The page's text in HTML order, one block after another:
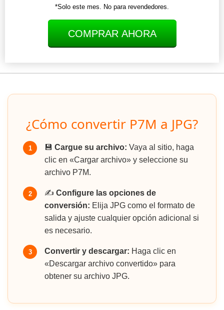
*Solo este mes. No para revendedores.
COMPRAR AHORA
¿Cómo convertir P7M a JPG?
1 💾 Cargue su archivo: Vaya al sitio, haga
clic en «Cargar archivo» y seleccione su
archivo P7M.
2 ✍️ Configure las opciones de
conversión: Elija JPG como el formato de
salida y ajuste cualquier opción adicional si
es necesario.
3 Convertir y descargar: Haga clic en
«Descargar archivo convertido» para
obtener su archivo JPG.